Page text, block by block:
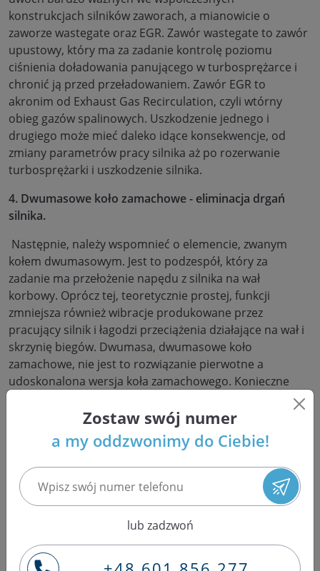
konstrukcjach silników zaworach, a mianowicie o
zaworze wastegate oraz EGR. Zawór wastegate to zawór
upustowy, który ma za zadanie kontrolę poziomu
ciśnienia doładowania panującego w turbosprężarce i
chronić ją przed przeładowaniem. Zawór EGR to
akronim od Exhaust Gas Recirculation, czyli wtórny
obieg gazów spalinowych. Uszkodzenie jednego i
drugiego może mieć daleko idące konsekwencje, od
zmiany parametrów pracy silnika aż po rozerwanie
turbosprężarki i uszkodzenie silnika.
4. Dwumasowe koło zamachowe - eliminacja drgań
silnika.
Następnie, należy wspomnieć o elemencie, zwanym
kołem dwumasowym. Jest to podzespół, który za
zadanie ma przełożenie napędu z silnika na wał
korbowy. Oprócz tej, teoretycznie prostej, funkcji
zmniejsza również wibracje produkowane przez
pracujący silnik i łagodzi przeciążenia działające na wał i
skrzynię biegów. Dwumasa, dwumasowe koło
zamachowe, nie jest to rozwiązanie pierwotne a
udoskonalona wersja koła zamachowego. Konieczne
faktu, że energia silnika przekazywana jest tylko w
jednym suwie – pracy. Koło zamachowe ma za zadanie
utrzymać płynność pracy silnika. Jest to podzespół
delikatny, który zmuszany do pracy na niskich obrotach,
lub gwałtownego ruszania, potrafi z czasem stracić
swoją żywotność i ulec awarii. Uszkodzone koło
zamachowe może sprawiać wrażenie, że
praca silnika "na zimnym", czyli zanim temperatura
osiągnie optymalny dla silnika poziom około 90 stopni.
Zostaw swój numer
a my oddzwonimy do Ciebie!
lub zadzwoń